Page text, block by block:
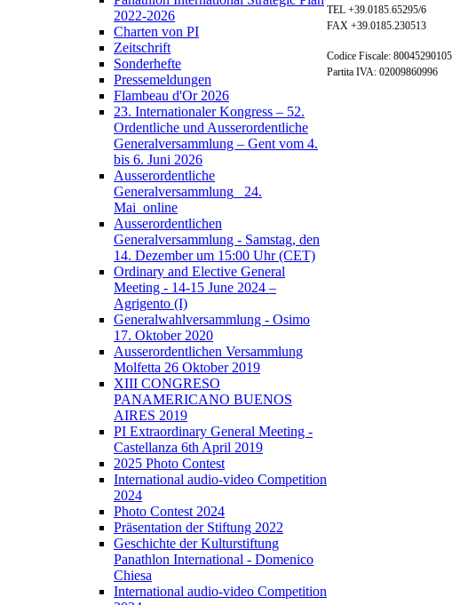
2022-2026
Charten von PI
Zeitschrift
Sonderhefte
Pressemeldungen
Flambeau d'Or 2026
23. Internationaler Kongress – 52.
Ordentliche und Ausserordentliche
Generalversammlung – Gent vom 4.
bis 6. Juni 2026
Ausserordentliche
Generalversammlung_ 24.
Mai_online
Ausserordentlichen
Generalversammlung - Samstag, den
14. Dezember um 15:00 Uhr (CET)
Ordinary and Elective General
Meeting - 14-15 June 2024 –
Agrigento (I)
Generalwahlversammlung - Osimo
17. Oktober 2020
Ausserordentlichen Versammlung
Molfetta 26 Oktober 2019
XIII CONGRESO
PANAMERICANO BUENOS
AIRES 2019
PI Extraordinary General Meeting -
Castellanza 6th April 2019
2025 Photo Contest
International audio-video Competition
2024
Photo Contest 2024
Präsentation der Stiftung 2022
Geschichte der Kulturstiftung
Panathlon International - Domenico
Chiesa
International audio-video Competition
TEL +39.0185.65295/6
FAX +39.0185.230513
Codice Fiscale: 80045290105
Partita IVA: 02009860996